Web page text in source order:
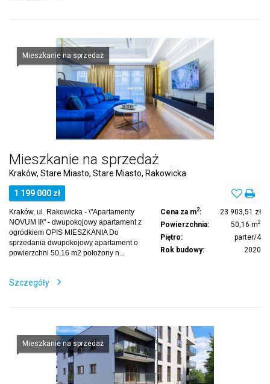
Mieszkanie na sprzedaż
Mieszkanie na sprzedaż
Kraków, Stare Miasto, Stare Miasto, Rakowicka
1 199 000 zł
Kraków, ul. Rakowicka - \"Apartamenty
NOVUM II\" - dwupokojowy apartament z
ogródkiem OPIS MIESZKANIA Do
sprzedania dwupokojowy apartament o
powierzchni 50,16 m2 położony n...
Cena za m2:
23 903,51 zł
Powierzchnia:
50,16 m2
Piętro:
parter/4
Rok budowy:
2020
Szczegóły
Mieszkanie na sprzedaż